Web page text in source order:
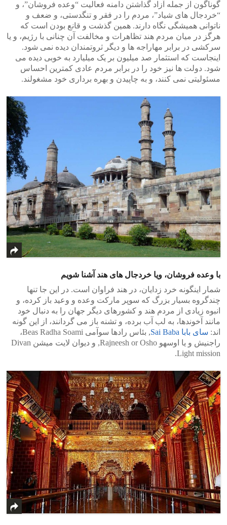
گوناگون از جمله آزاد گذاشتن دامنه فعالیت “وعده فروشان”، و
“خردجال های شیاد”، مردم را در فقر و تنگدستی، و ضعف و
ناتوانی همیشگی نگاه دارند. همین گذشت و قانع بودن است که
هرگز در میان مردم هند تظاهرات و مخالفت آن چنانی با رژیم، و یا
سرکشی در برابر مهاراجه ها و دیگر ثروتمندان دیده نمی شود.
اینجاست که استثمار صد میلیون بر یک میلیارد به خوبی دیده می
شود. دولت ها نیز خود را در برابر مردم عادی کمترین احساس
مسئولیتی نمی کنند، و به چاپیدن و بهره برداری خود مشغولند.
با وعده فروشان، ویا خردجال های هند آشنا شویم
شمار اینگونه خرد زدایان، در هند فراوان است. در این جا تنها
چندگروه بسیار بزرگ که سوپر مارکت وعده و وعید باز کرده، و
انبوه زیادی از مردم هند و کشورهای دیگر جهان را به دنبال خود
مانند آخوندها، به لب آب برده، و تشنه باز می گردانند، از این گونه
اند: سای بابا Sai Baba
, بئاس رادها سوآمی Beas Radha Soami،
راجنیش و یا اوسهو Rajneesh or Osho, و دیوان لایت میشن Divan
Light mission.